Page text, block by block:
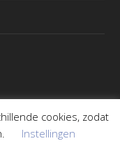
gemaakt door
cookies, zodat
Instellingen